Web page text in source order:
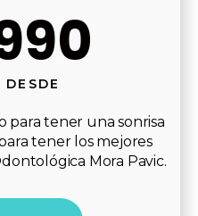
para tener una sonrisa
tener los mejores
Mora Pavic.